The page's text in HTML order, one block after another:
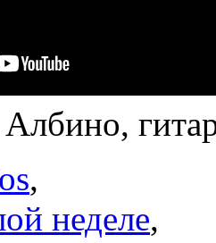
,
неделе,